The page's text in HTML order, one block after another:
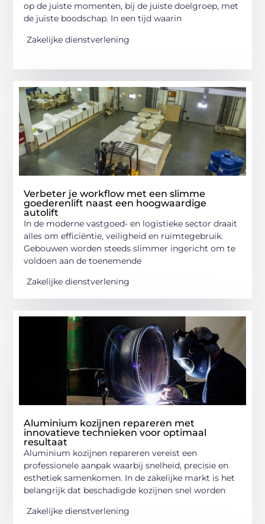
op de juiste momenten, bij de juiste doelgroep, met
de juiste boodschap. In een tijd waarin
Zakelijke dienstverlening
Verbeter je workflow met een slimme
goederenlift naast een hoogwaardige
autolift
In de moderne vastgoed- en logistieke sector draait
alles om efficiëntie, veiligheid en ruimtegebruik.
Gebouwen worden steeds slimmer ingericht om te
voldoen aan de toenemende
Zakelijke dienstverlening
Aluminium kozijnen repareren met
innovatieve technieken voor optimaal
resultaat
Aluminium kozijnen repareren vereist een
professionele aanpak waarbij snelheid, precisie en
esthetiek samenkomen. In de zakelijke markt is het
belangrijk dat beschadigde kozijnen snel worden
Zakelijke dienstverlening